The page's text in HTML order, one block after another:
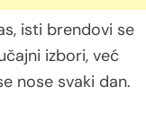
isti brendovi se
izbori, već
nose svaki dan.